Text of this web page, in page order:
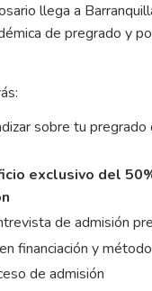
llega a
de pregrado y
sobre tu
exclusivo del
de admisión
financiación y
de admisión